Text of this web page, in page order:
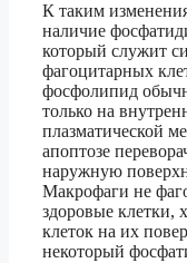
К таким
наличие
который служит
фагоцитарных
фосфолипид
только на
плазматической
апоптозе
наружную
Макрофаги не
здоровые клетки,
клеток на их
некоторый